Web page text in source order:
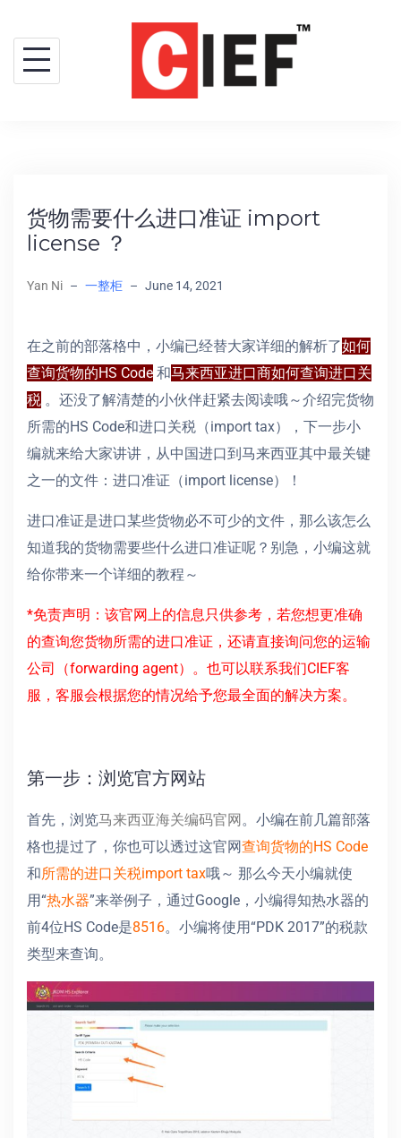
货物需要什么进口准证 import
license ？
Yan Ni – 一整柜 – June 14, 2021
在之前的部落格中，小编已经替大家详细的解析了如何
查询货物的HS Code 和马来西亚进口商如何查询进口关
税 。还没了解清楚的小伙伴赶紧去阅读哦～介绍完货物
所需的HS Code和进口关税（import tax），下一步小
编就来给大家讲讲，从中国进口到马来西亚其中最关键
之一的文件：进口准证（import license）！
进口准证是进口某些货物必不可少的文件，那么该怎么
知道我的货物需要些什么进口准证呢？别急，小编这就
给你带来一个详细的教程～
*免责声明：该官网上的信息只供参考，若您想更准确
的查询您货物所需的进口准证，还请直接询问您的运输
公司（forwarding agent）。也可以联系我们CIEF客
服，客服会根据您的情况给予您最全面的解决方案。
第一步：浏览官方网站
首先，浏览马来西亚海关编码官网。小编在前几篇部落
格也提过了，你也可以透过这官网查询货物的HS Code
和所需的进口关税import tax哦～ 那么今天小编就使
用“热水器”来举例子，通过Google，小编得知热水器的
前4位HS Code是8516。小编将使用“PDK 2017”的税款
类型来查询。